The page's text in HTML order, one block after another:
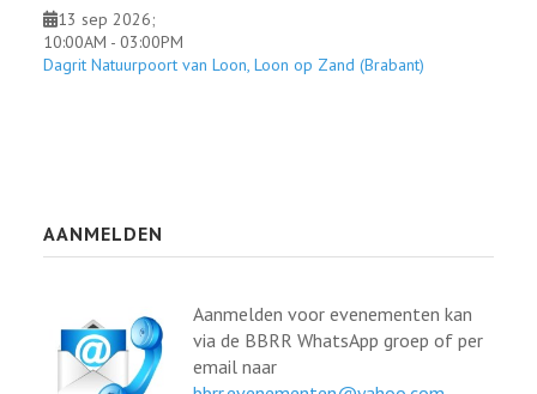
13 sep 2026;
10:00AM -03:00PM
Dagrit Natuurpoort van Loon, Loon op Zand (Brabant)
AANMELDEN
Aanmelden voor evenementen kan
via de BBRR WhatsApp groep of per
email naar